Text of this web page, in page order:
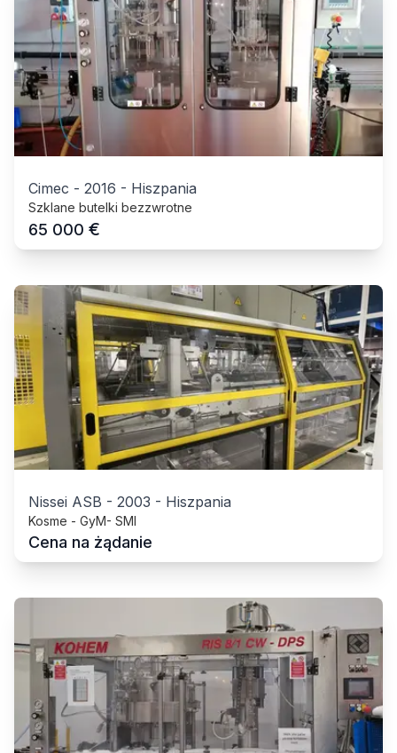
Cimec - 2016 - Hiszpania
Szklane butelki bezzwrotne
65 000 €
Nissei ASB - 2003 - Hiszpania
Kosme - GyM- SMI
Cena na żądanie